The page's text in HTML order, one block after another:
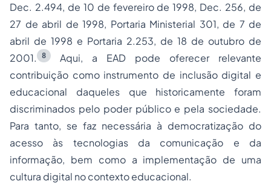
Dec. 2.494, de 10 de fevereiro de 1998, Dec. 256, de
27 de abril de 1998, Portaria Ministerial 301, de 7 de
abril de 1998 e Portaria 2.253, de 18 de outubro de
2001.
8
Aqui, a EAD pode oferecer relevante
contribuição como instrumento de inclusão digital e
educacional daqueles que historicamente foram
discriminados pelo poder público e pela sociedade.
Para tanto, se faz necessária à democratização do
acesso às tecnologias da comunicação e da
informação, bem como a implementação de uma
cultura digital no contexto educacional.